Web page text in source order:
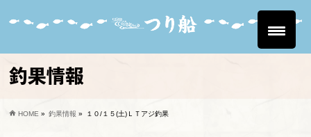
釣果情報
HOME » 釣果情報 » １０/１５(土)ＬＴアジ釣果